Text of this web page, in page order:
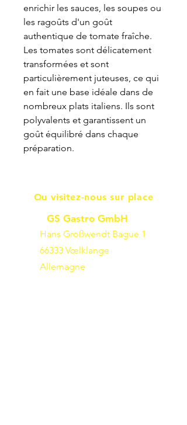
enrichir les sauces, les soupes ou
les ragoûts d'un goût
authentique de tomate fraîche.
Les tomates sont délicatement
transformées et sont
particulièrement juteuses, ce qui
en fait une base idéale dans de
nombreux plats italiens. Ils sont
polyvalents et garantissent un
goût équilibré dans chaque
préparation.
Ou visitez-nous sur place
GS Gastro GmbH
Hans Großwendt Bague 1
66333 Vœlklange
Allemagne